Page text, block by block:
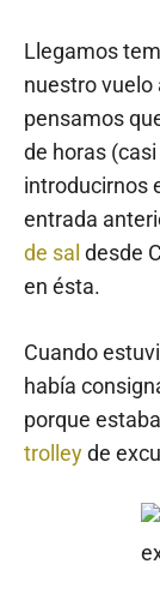
Llegamos
nuestro vuelo
pensamos
de horas
introducirnos
entrada
de sal desde
en ésta.
Cuando
había
porque
trolleyde